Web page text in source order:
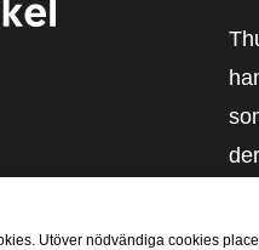
Utöver nödvändiga cookies